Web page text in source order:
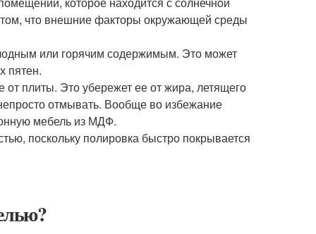
что внешние факторы окружающей среды
или горячим содержимым. Это может
пятен.
плиты. Это убережет ее от жира, летящего
отмывать. Вообще во избежание
мебель из МДФ.
поскольку полировка быстро покрывается